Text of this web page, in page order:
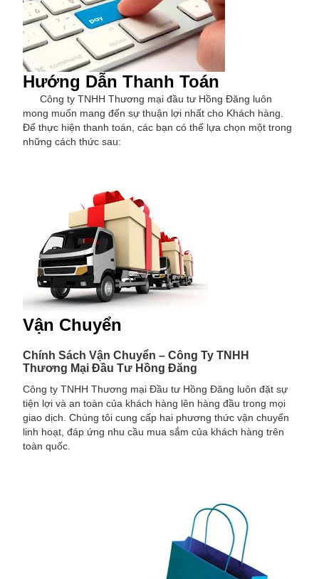
Hướng Dẫn Thanh Toán
Công ty TNHH Thương mại đầu tư Hồng Đăng luôn
mong muốn mang đến sự thuận lợi nhất cho Khách hàng.
Để thực hiện thanh toán, các bạn có thể lựa chọn một trong
những cách thức sau:
Vận Chuyển
Chính Sách Vận Chuyển – Công Ty TNHH
Thương Mại Đầu Tư Hồng Đăng
Công ty TNHH Thương mại Đầu tư Hồng Đăng luôn đặt sự
tiện lợi và an toàn của khách hàng lên hàng đầu trong mọi
giao dịch. Chúng tôi cung cấp hai phương thức vận chuyển
linh hoạt, đáp ứng nhu cầu mua sắm của khách hàng trên
toàn quốc.